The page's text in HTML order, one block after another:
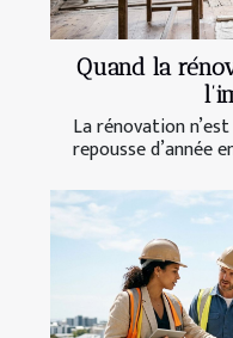
Quand la
La rénovation
repousse d’année